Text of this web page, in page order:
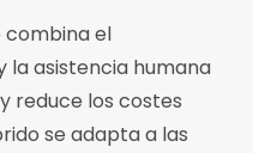
combina el
la asistencia humana
reduce los costes
se adapta a las